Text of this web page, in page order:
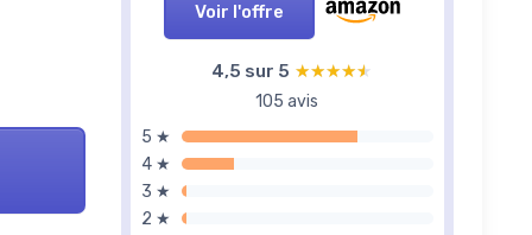
Voir l'offre
4,5 sur 5 ★★★★★
★★★★★
105 avis
5 ★
4 ★
3 ★
2 ★